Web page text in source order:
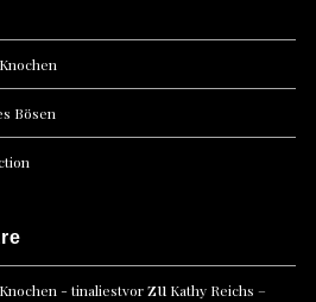
Bösen
- tinaliestvorzu Kathy Reichs –